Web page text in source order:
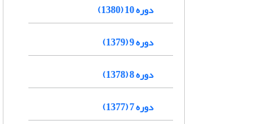
دوره 10 (1380)
دوره 9 (1379)
دوره 8 (1378)
دوره 7 (1377)